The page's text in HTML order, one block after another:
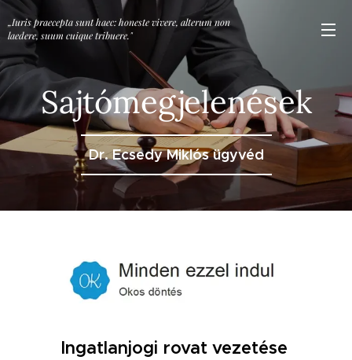
„Iuris praecepta sunt haec: honeste vivere, alterum non
laedere, suum cuique tribuere."
Sajtómegjelenések
Dr. Ecsedy Miklós ügyvéd
Ingatlanjogi rovat vezetése